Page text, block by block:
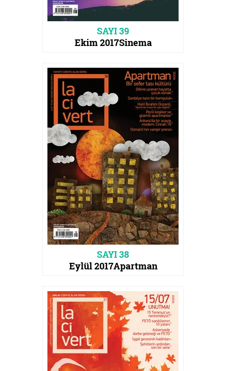
SAYI 39
Ekim 2017Sinema
SAYI 38
Eylül 2017Apartman